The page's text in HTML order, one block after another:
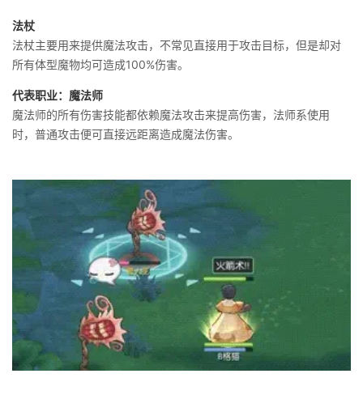
法杖
法杖主要用来提供魔法攻击，不常见直接用于攻击目标，但是却对
所有体型魔物均可造成100%伤害。
代表职业：魔法师
魔法师的所有伤害技能都依赖魔法攻击来提高伤害，法师系使用
时，普通攻击便可直接远距离造成魔法伤害。